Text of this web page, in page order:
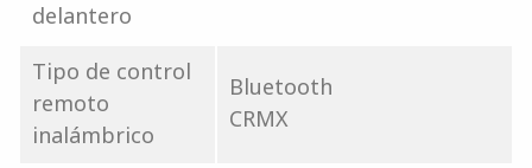
delantero
Tipo de control
remoto
inalámbrico
Bluetooth
CRMX